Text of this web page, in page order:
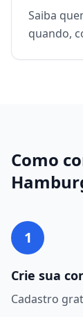
Saiba
quando,
Como
1
Crie sua
Cadastro